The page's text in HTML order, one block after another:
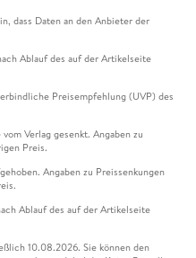
dass Daten an den Anbieter der
Ablauf des auf der Artikelseite
Preisempfehlung (UVP) des
Verlag gesenkt. Angaben zu
Preis.
Angaben zu Preissenkungen
Ablauf des auf der Artikelseite
10.08.2026. Sie können den